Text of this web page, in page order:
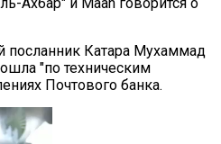
посланник Катара Мухаммад
"по техническим
Почтового банка.